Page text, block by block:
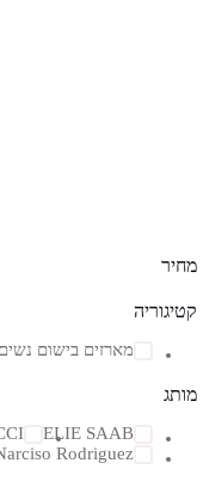
מחיר
קטיגוריה
מארזים בישום נשים
מותג
ELIE SAAB
Rodriguez